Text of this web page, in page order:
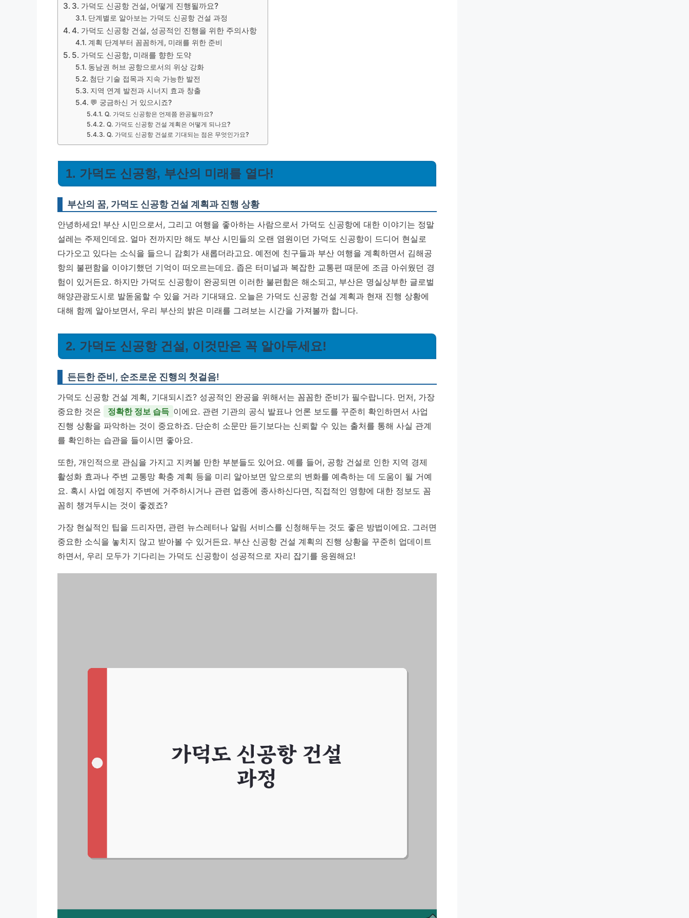
3. 가덕도 신공항 건설, 어떻게 진행될까요?
단계별로 알아보는 가덕도 신공항 건설 과정
4. 가덕도 신공항 건설, 성공적인 진행을 위한 주의사항
계획 단계부터 꼼꼼하게, 미래를 위한 준비
5. 가덕도 신공항, 미래를 향한 도약
동남권 허브 공항으로서의 위상 강화
첨단 기술 접목과 지속 가능한 발전
지역 연계 발전과 시너지 효과 창출
💬 궁금하신 거 있으시죠?
Q. 가덕도 신공항은 언제쯤 완공될까요?
Q. 가덕도 신공항 건설 계획은 어떻게 되나요?
Q. 가덕도 신공항 건설로 기대되는 점은 무엇인가요?
1. 가덕도 신공항, 부산의 미래를 열다!
부산의 꿈, 가덕도 신공항 건설 계획과 진행 상황
안녕하세요! 부산 시민으로서, 그리고 여행을 좋아하는 사람으로서 가덕도 신공항에 대한 이야기는 정말
설레는 주제인데요. 얼마 전까지만 해도 부산 시민들의 오랜 염원이던 가덕도 신공항이 드디어 현실로
다가오고 있다는 소식을 들으니 감회가 새롭더라고요. 예전에 친구들과 부산 여행을 계획하면서 김해공
항의 불편함을 이야기했던 기억이 떠오르는데요. 좁은 터미널과 복잡한 교통편 때문에 조금 아쉬웠던 경
험이 있거든요. 하지만 가덕도 신공항이 완공되면 이러한 불편함은 해소되고, 부산은 명실상부한 글로벌
해양관광도시로 발돋움할 수 있을 거라 기대돼요. 오늘은 가덕도 신공항 건설 계획과 현재 진행 상황에
대해 함께 알아보면서, 우리 부산의 밝은 미래를 그려보는 시간을 가져볼까 합니다.
2. 가덕도 신공항 건설, 이것만은 꼭 알아두세요!
든든한 준비, 순조로운 진행의 첫걸음!
가덕도 신공항 건설 계획, 기대되시죠? 성공적인 완공을 위해서는 꼼꼼한 준비가 필수랍니다. 먼저, 가장
중요한 것은
정확한 정보 습득 이에요. 관련 기관의 공식 발표나 언론 보도를 꾸준히 확인하면서 사업
진행 상황을 파악하는 것이 중요하죠. 단순히 소문만 듣기보다는 신뢰할 수 있는 출처를 통해 사실 관계
를 확인하는 습관을 들이시면 좋아요.
또한, 개인적으로 관심을 가지고 지켜볼 만한 부분들도 있어요. 예를 들어, 공항 건설로 인한 지역 경제
활성화 효과나 주변 교통망 확충 계획 등을 미리 알아보면 앞으로의 변화를 예측하는 데 도움이 될 거예
요. 혹시 사업 예정지 주변에 거주하시거나 관련 업종에 종사하신다면, 직접적인 영향에 대한 정보도 꼼
꼼히 챙겨두시는 것이 좋겠죠?
가장 현실적인 팁을 드리자면, 관련 뉴스레터나 알림 서비스를 신청해두는 것도 좋은 방법이에요. 그러면
중요한 소식을 놓치지 않고 받아볼 수 있거든요. 부산 신공항 건설 계획의 진행 상황을 꾸준히 업데이트
하면서, 우리 모두가 기다리는 가덕도 신공항이 성공적으로 자리 잡기를 응원해요!